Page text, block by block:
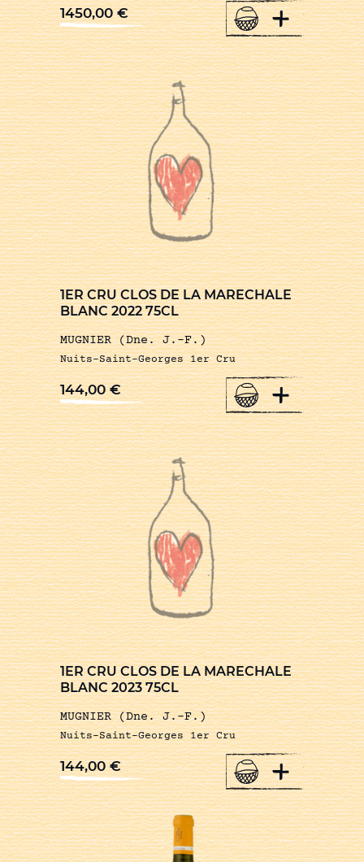
1450,00€ +
1ER CRU CLOS DE LA MARECHALE
BLANC 2022 75CL
MUGNIER (Dne. J.-F.)
Nuits-Saint-Georges 1er Cru
144,00€ +
1ER CRU CLOS DE LA MARECHALE
BLANC 2023 75CL
MUGNIER (Dne. J.-F.)
Nuits-Saint-Georges 1er Cru
144,00€ +